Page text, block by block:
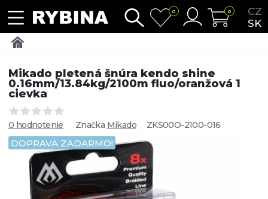
CZ
SK
0 0
Mikado pletená šnúra kendo shine
0.16mm/13.84kg/2100m fluo/oranžová 1
cievka
0 hodnotenie Značka Mikado ZKS00O-2100-016
DOPRAVA ZADARMO!